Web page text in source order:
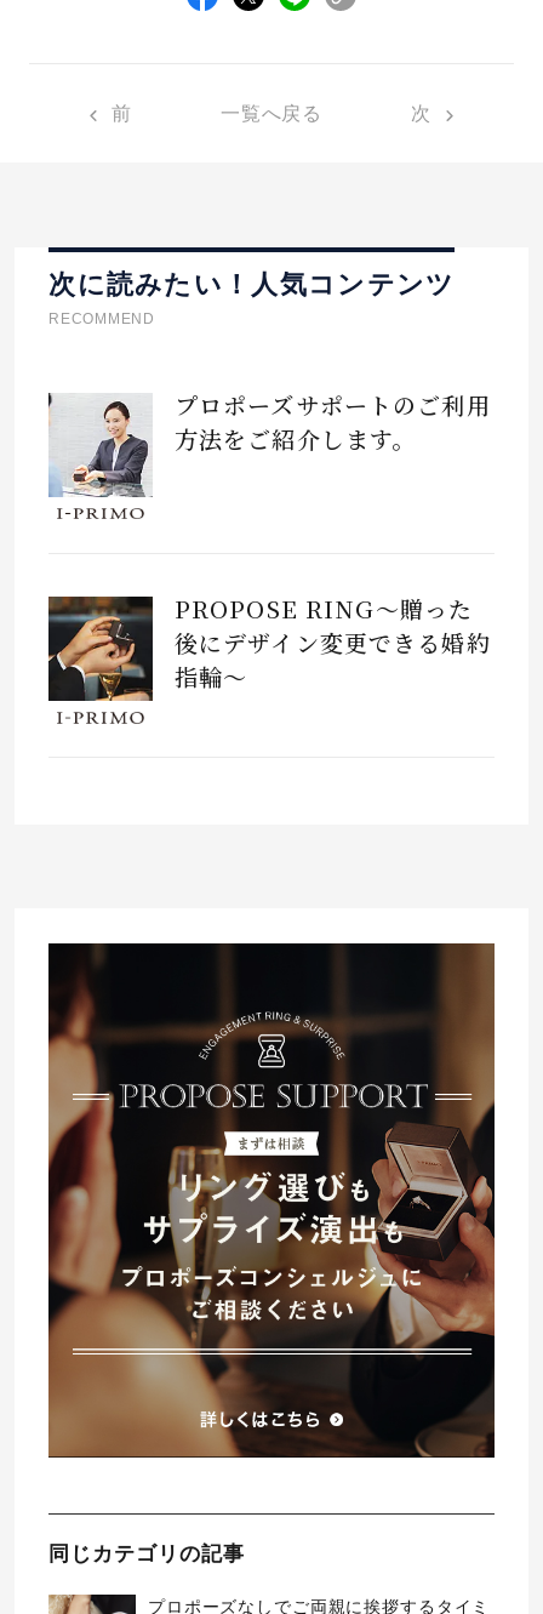
前 一覧へ戻る 次
次に読みたい！人気コンテンツ
RECOMMEND
プロポーズサポートのご利用
方法をご紹介します。
PROPOSE RING～贈った
後にデザイン変更できる婚約
指輪～
同じカテゴリの記事
プロポーズなしでご両親に挨拶するタイミ